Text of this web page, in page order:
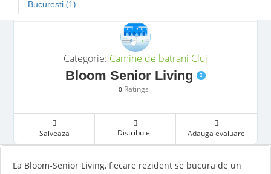
Bucuresti (1)
Categorie: Camine de batrani Cluj
Bloom Senior Living
0 Ratings
Salveaza Distribuie Adauga evaluare
La Bloom-Senior Living, fiecare rezident se bucura de un